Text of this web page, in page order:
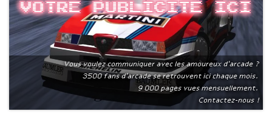
Votre publicite ici
Vous voulez communiquer avec les amoureux d'arcade ?
3500 fans d'arcade se retrouvent ici chaque mois.
9 000 pages vues mensuellement.
Contactez-nous !